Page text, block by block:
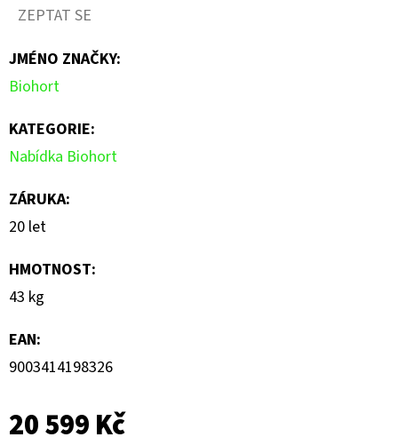
ZEPTAT SE
JMÉNO ZNAČKY:
Biohort
KATEGORIE:
Nabídka Biohort
ZÁRUKA:
20 let
HMOTNOST:
43 kg
EAN:
9003414198326
20 599 Kč